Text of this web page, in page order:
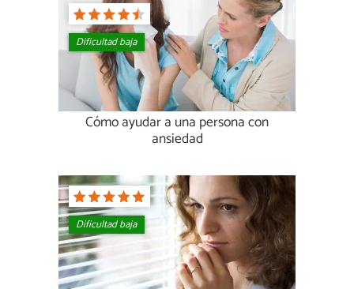
Dificultad baja
Cómo ayudar a una persona con
ansiedad
Dificultad baja